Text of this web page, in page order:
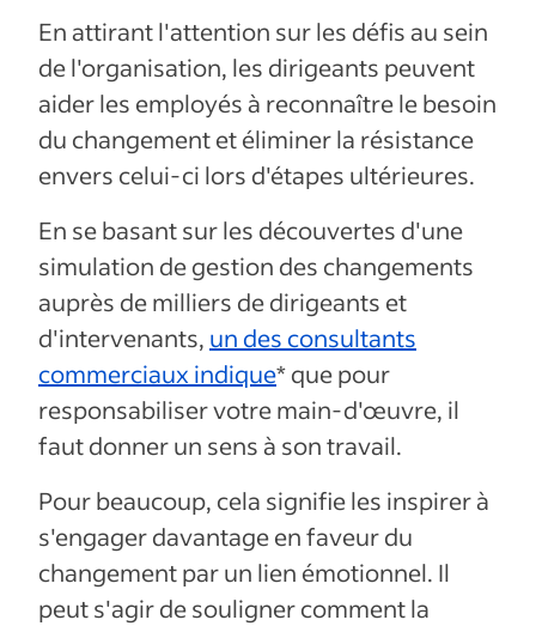
En attirant l'attention sur les défis au sein
de l'organisation, les dirigeants peuvent
aider les employés à reconnaître le besoin
du changement et éliminer la résistance
envers celui-ci lors d'étapes ultérieures.
En se basant sur les découvertes d'une
simulation de gestion des changements
auprès de milliers de dirigeants et
d'intervenants, un des consultants
commerciaux indique* que pour
responsabiliser votre main-d'œuvre, il
faut donner un sens à son travail.
Pour beaucoup, cela signifie les inspirer à
s'engager davantage en faveur du
changement par un lien émotionnel. Il
peut s'agir de souligner comment la